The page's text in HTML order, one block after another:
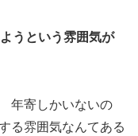
うという雰囲気が
しかいないの
る雰囲気なんてある